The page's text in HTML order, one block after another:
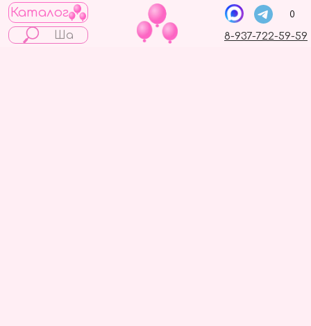
Каталог
8-937-722-59-59
0